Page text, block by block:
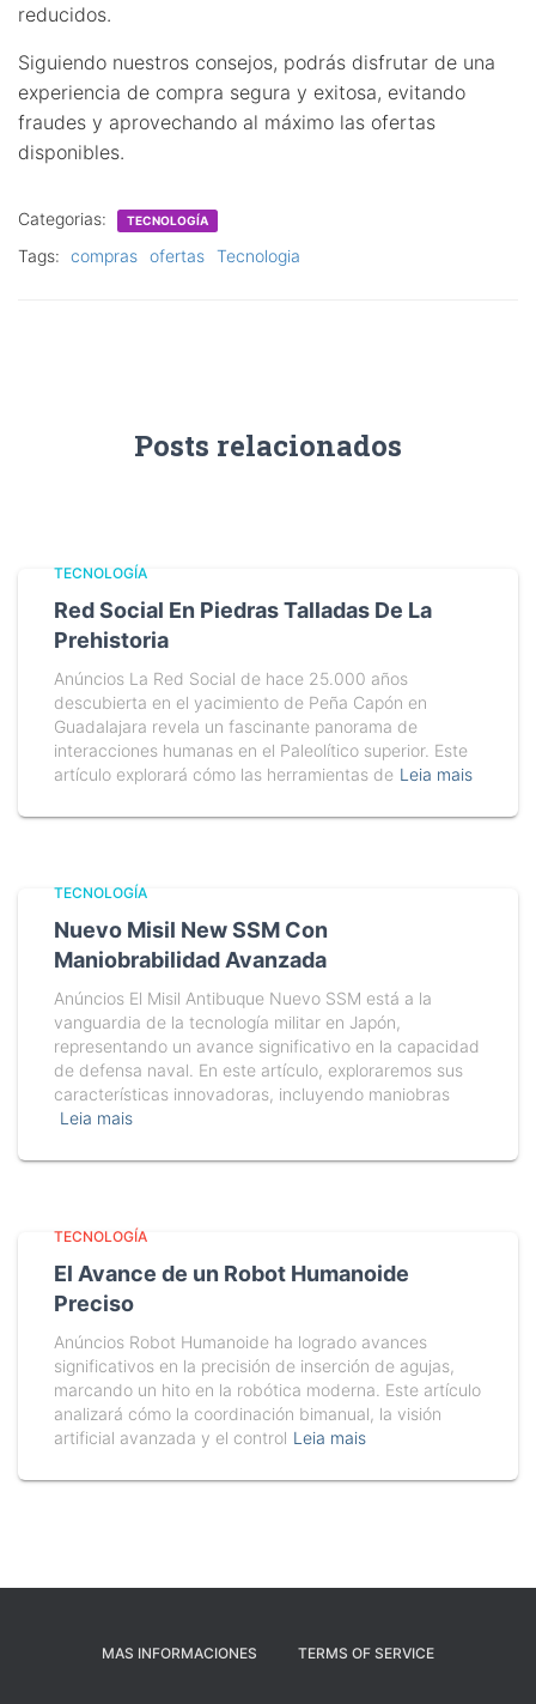
reducidos.
Siguiendo nuestros consejos, podrás disfrutar de una
experiencia de compra segura y exitosa, evitando
fraudes y aprovechando al máximo las ofertas
disponibles.
Categorias: TECNOLOGÍA
Tags: compras ofertas Tecnologia
Posts relacionados
TECNOLOGÍA
Red Social En Piedras Talladas De La
Prehistoria
Anúncios La Red Social de hace 25.000 años
descubierta en el yacimiento de Peña Capón en
Guadalajara revela un fascinante panorama de
interacciones humanas en el Paleolítico superior. Este
artículo explorará cómo las herramientas de Leia mais
TECNOLOGÍA
Nuevo Misil New SSM Con
Maniobrabilidad Avanzada
Anúncios El Misil Antibuque Nuevo SSM está a la
vanguardia de la tecnología militar en Japón,
representando un avance significativo en la capacidad
de defensa naval. En este artículo, exploraremos sus
características innovadoras, incluyendo maniobras
Leia mais
TECNOLOGÍA
El Avance de un Robot Humanoide
Preciso
Anúncios Robot Humanoide ha logrado avances
significativos en la precisión de inserción de agujas,
marcando un hito en la robótica moderna. Este artículo
analizará cómo la coordinación bimanual, la visión
artificial avanzada y el control Leia mais
MAS INFORMACIONES TERMS OF SERVICE